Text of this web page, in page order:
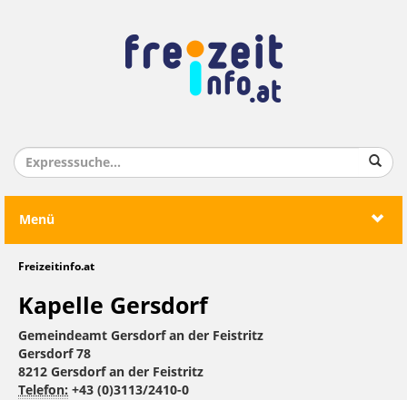
Menü
Freizeitinfo.at
Kapelle Gersdorf
Gemeindeamt Gersdorf an der Feistritz
Gersdorf 78
8212 Gersdorf an der Feistritz
Telefon: +43 (0)3113/2410-0